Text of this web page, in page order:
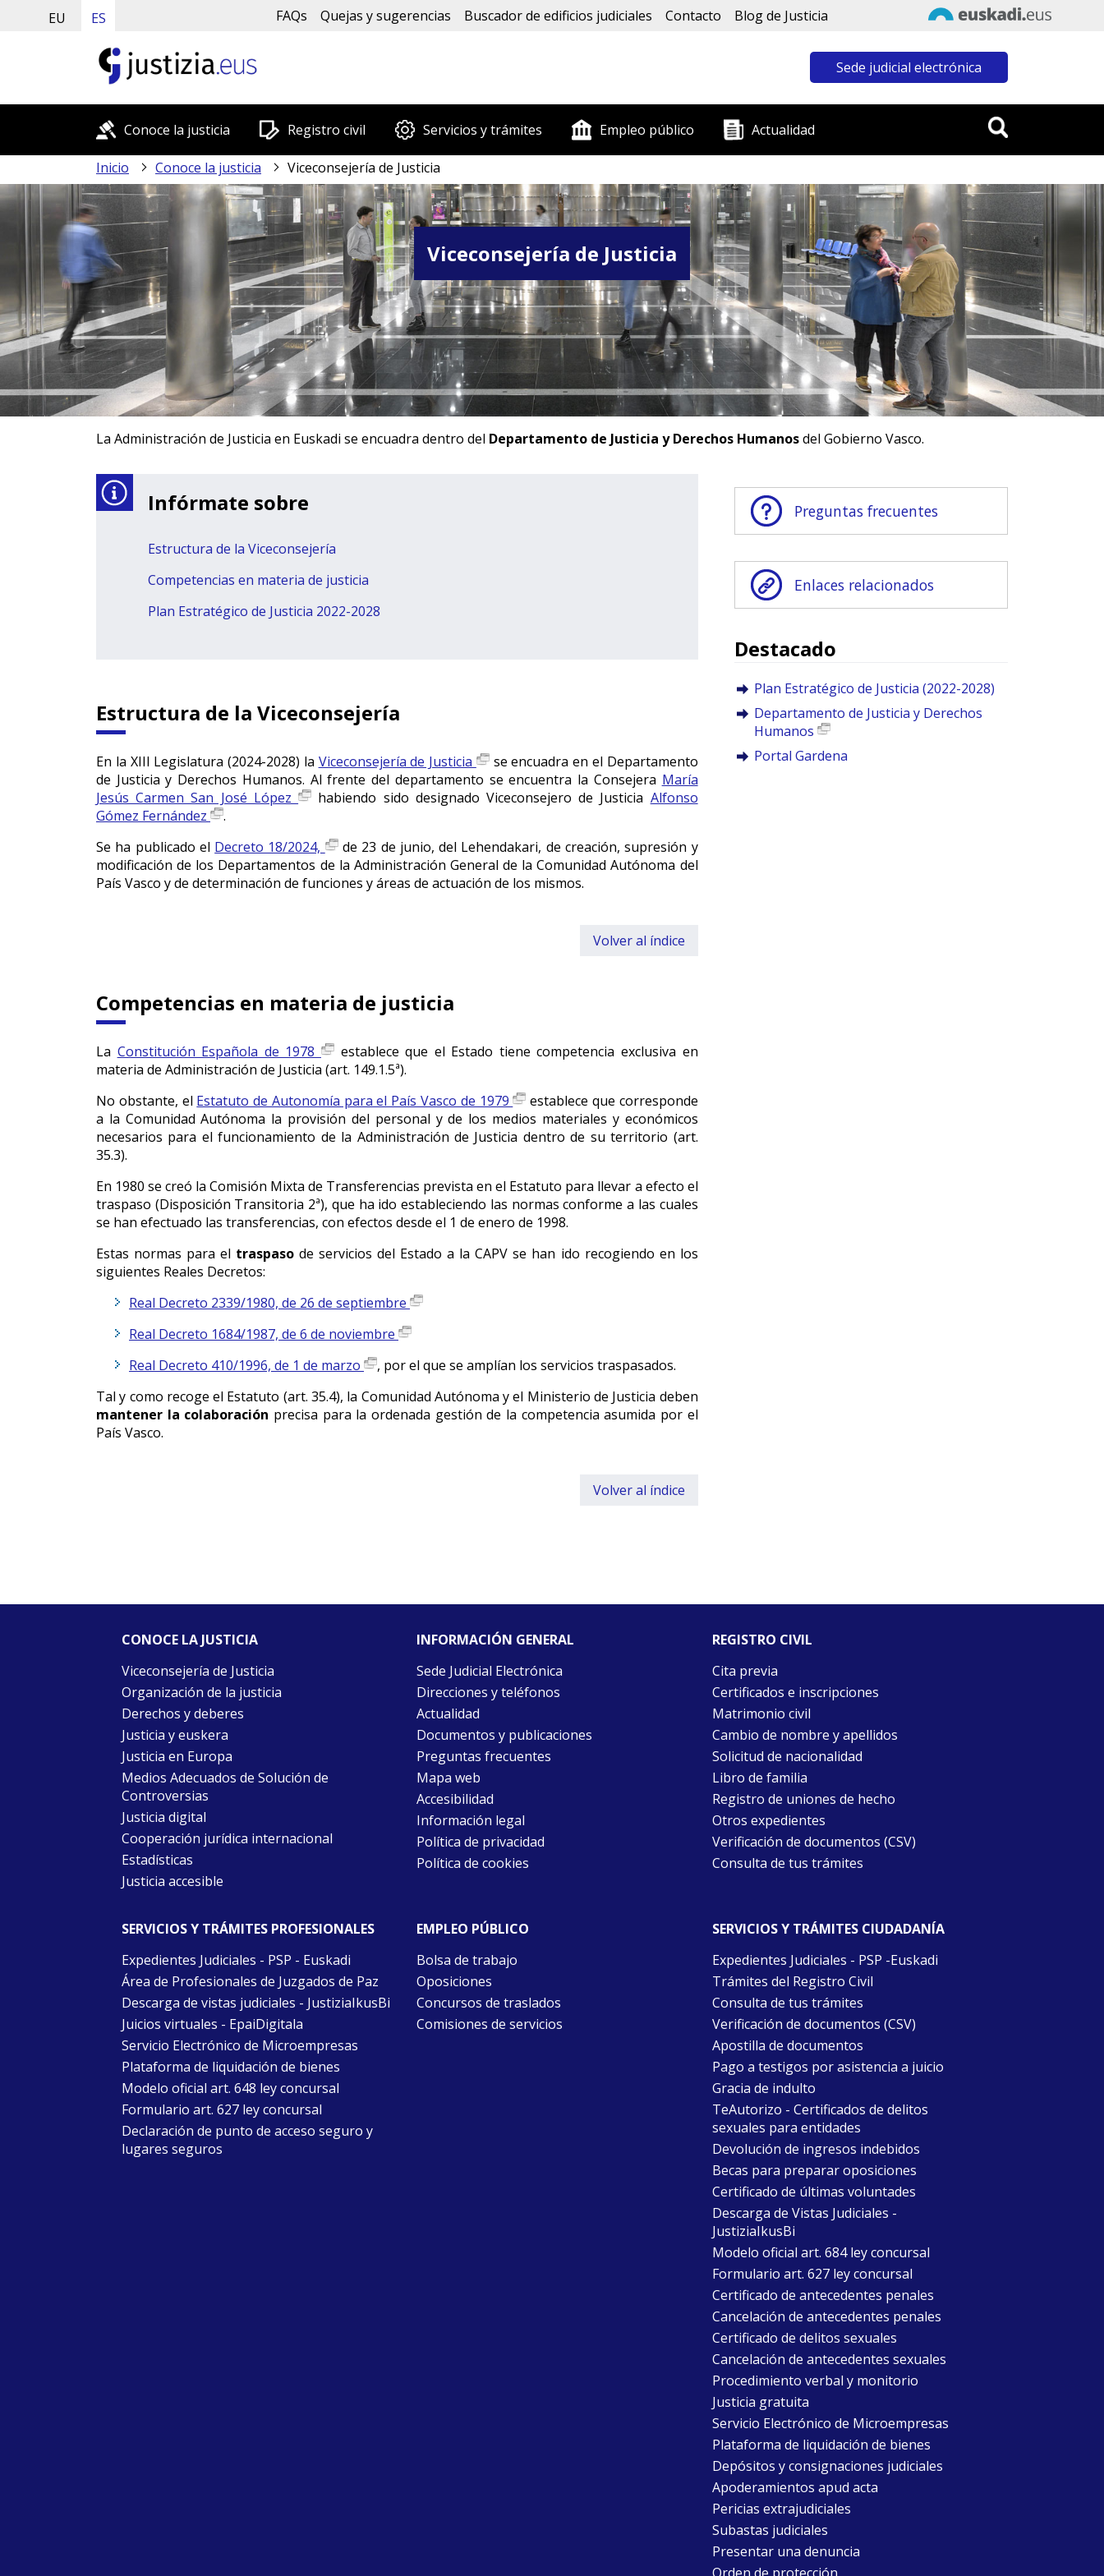
EU ES FAQs Quejas y sugerencias Buscador de edificios judiciales Contacto Blog de Justicia
Sede judicial electrónica
Conoce la justicia Registro civil Servicios y trámites Empleo público Actualidad
Inicio Conoce la justicia Viceconsejería de Justicia
Viceconsejería de Justicia
La Administración de Justicia en Euskadi se encuadra dentro del Departamento de Justicia y Derechos Humanosdel Gobierno Vasco.
Infórmate sobre
Estructura de la Viceconsejería
Competencias en materia de justicia
Plan Estratégico de Justicia 2022-2028
Estructura de la Viceconsejería
En la XIII Legislatura (2024-2028) la Viceconsejería de Justicia
se encuadra en el Departamento
de Justicia y Derechos Humanos. Al frente del departamento se encuentra la Consejera María
Jesús Carmen San José López
habiendo sido designado Viceconsejero de Justicia Alfonso
Gómez Fernández
.
Se ha publicado el Decreto 18/2024,
de 23 de junio, del Lehendakari, de creación, supresión y
modificación de los Departamentos de la Administración General de la Comunidad Autónoma del
País Vasco y de determinación de funciones y áreas de actuación de los mismos.
Volver al índice
Competencias en materia de justicia
La Constitución Española de 1978
establece que el Estado tiene competencia exclusiva en
materia de Administración de Justicia (art. 149.1.5ª).
No obstante, el Estatuto de Autonomía para el País Vasco de 1979
establece que corresponde
a la Comunidad Autónoma la provisión del personal y de los medios materiales y económicos
necesarios para el funcionamiento de la Administración de Justicia dentro de su territorio (art.
35.3).
En 1980 se creó la Comisión Mixta de Transferencias prevista en el Estatuto para llevar a efecto el
traspaso (Disposición Transitoria 2ª), que ha ido estableciendo las normas conforme a las cuales
se han efectuado las transferencias, con efectos desde el 1 de enero de 1998.
Estas normas para el traspasode servicios del Estado a la CAPV se han ido recogiendo en los
siguientes Reales Decretos:
Real Decreto 2339/1980, de 26 de septiembre
Real Decreto 1684/1987, de 6 de noviembre
Real Decreto 410/1996, de 1 de marzo
, por el que se amplían los servicios traspasados.
Tal y como recoge el Estatuto (art. 35.4), la Comunidad Autónoma y el Ministerio de Justicia deben
mantener la colaboración precisa para la ordenada gestión de la competencia asumida por el
País Vasco.
Volver al índice
Preguntas frecuentes
Enlaces relacionados
Destacado
Plan Estratégico de Justicia (2022-2028)
Departamento de Justicia y Derechos
Humanos
Portal Gardena
CONOCE LA JUSTICIA
Viceconsejería de Justicia
Organización de la justicia
Derechos y deberes
Justicia y euskera
Justicia en Europa
Medios Adecuados de Solución de
Controversias
Justicia digital
Cooperación jurídica internacional
Estadísticas
Justicia accesible
INFORMACIÓN GENERAL
Sede Judicial Electrónica
Direcciones y teléfonos
Actualidad
Documentos y publicaciones
Preguntas frecuentes
Mapa web
Accesibilidad
Información legal
Política de privacidad
Política de cookies
REGISTRO CIVIL
Cita previa
Certificados e inscripciones
Matrimonio civil
Cambio de nombre y apellidos
Solicitud de nacionalidad
Libro de familia
Registro de uniones de hecho
Otros expedientes
Verificación de documentos (CSV)
Consulta de tus trámites
SERVICIOS Y TRÁMITES PROFESIONALES
Expedientes Judiciales - PSP - Euskadi
Área de Profesionales de Juzgados de Paz
Descarga de vistas judiciales - JustiziaIkusBi
Juicios virtuales - EpaiDigitala
Servicio Electrónico de Microempresas
Plataforma de liquidación de bienes
Modelo oficial art. 648 ley concursal
Formulario art. 627 ley concursal
Declaración de punto de acceso seguro y
lugares seguros
EMPLEO PÚBLICO
Bolsa de trabajo
Oposiciones
Concursos de traslados
Comisiones de servicios
SERVICIOS Y TRÁMITES CIUDADANÍA
Expedientes Judiciales - PSP -Euskadi
Trámites del Registro Civil
Consulta de tus trámites
Verificación de documentos (CSV)
Apostilla de documentos
Pago a testigos por asistencia a juicio
Gracia de indulto
TeAutorizo - Certificados de delitos
sexuales para entidades
Devolución de ingresos indebidos
Becas para preparar oposiciones
Certificado de últimas voluntades
Descarga de Vistas Judiciales -
JustiziaIkusBi
Modelo oficial art. 684 ley concursal
Formulario art. 627 ley concursal
Certificado de antecedentes penales
Cancelación de antecedentes penales
Certificado de delitos sexuales
Cancelación de antecedentes sexuales
Procedimiento verbal y monitorio
Justicia gratuita
Servicio Electrónico de Microempresas
Plataforma de liquidación de bienes
Depósitos y consignaciones judiciales
Apoderamientos apud acta
Pericias extrajudiciales
Subastas judiciales
Presentar una denuncia